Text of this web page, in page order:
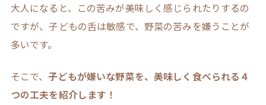
大人になると、この苦みが美味しく感じられたりするの
ですが、子どもの舌は敏感で、野菜の苦みを嫌うことが
多いです。
そこで、子どもが嫌いな野菜を、美味しく食べられる４
つの工夫を紹介します！